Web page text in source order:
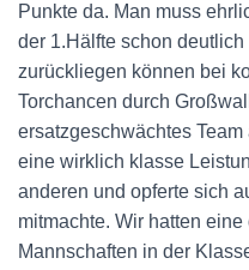
Punkte da. Man muss
der 1.Hälfte schon
zurückliegen können bei
Torchancen durch
ersatzgeschwächtes
eine wirklich klasse
anderen und opferte sich
mitmachte. Wir hatten
Mannschaften in der